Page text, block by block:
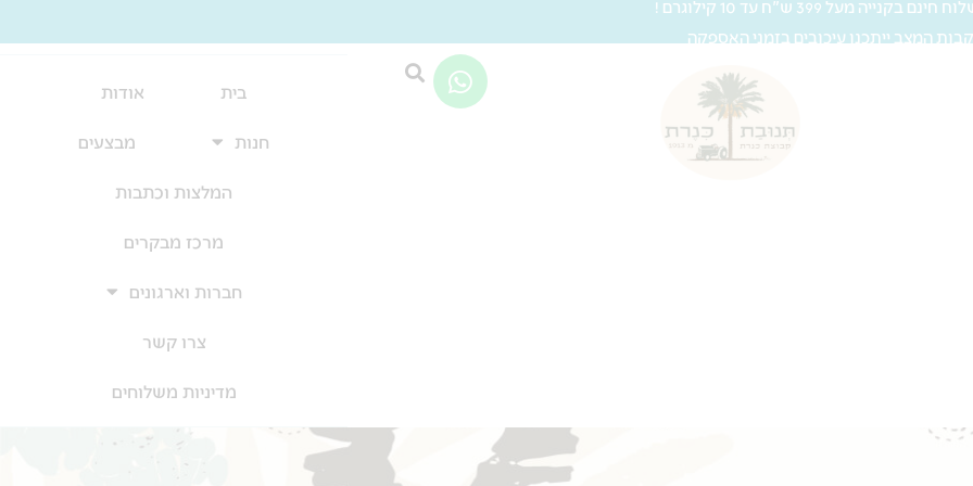
חינם בקנייה מעל 399 ש"ח עד 10 קילוגרם !
המצב ייתכנו עיכובים בזמני האספקה
W
h
בית אודות
חנות מבצעים
המלצות וכתבות
מרכז מבקרים
חברות וארגונים
צרו קשר
מדיניות משלוחים